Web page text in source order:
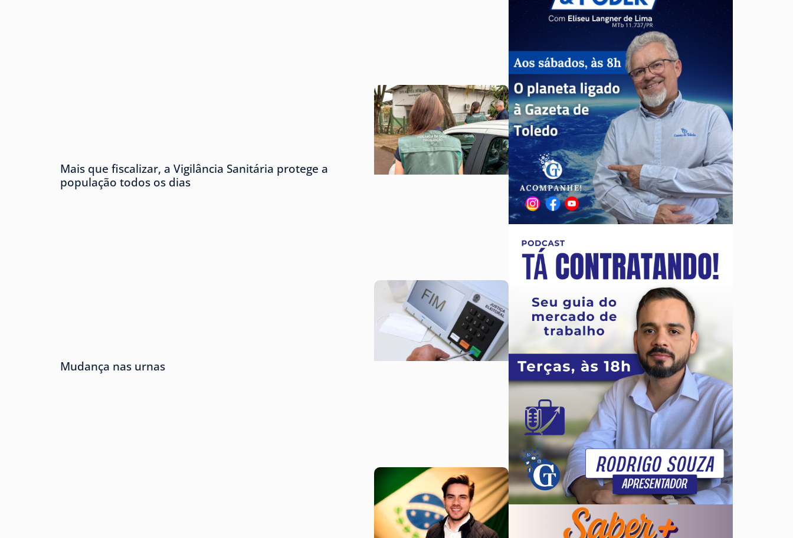
Mais que fiscalizar, a Vigilância Sanitária protege a
população todos os dias
Mudança nas urnas